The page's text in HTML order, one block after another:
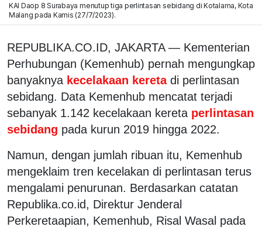
KAI Daop 8 Surabaya menutup tiga perlintasan sebidang di Kotalama, Kota
Malang pada Kamis (27/7/2023).
REPUBLIKA.CO.ID, JAKARTA — Kementerian
Perhubungan (Kemenhub) pernah mengungkap
banyaknya kecelakaan kereta di perlintasan
sebidang. Data Kemenhub mencatat terjadi
sebanyak 1.142 kecelakaan kereta perlintasan
sebidang pada kurun 2019 hingga 2022.
Namun, dengan jumlah ribuan itu, Kemenhub
mengeklaim tren kecelakan di perlintasan terus
mengalami penurunan. Berdasarkan catatan
Republika.co.id, Direktur Jenderal
Perkeretaapian, Kemenhub, Risal Wasal pada